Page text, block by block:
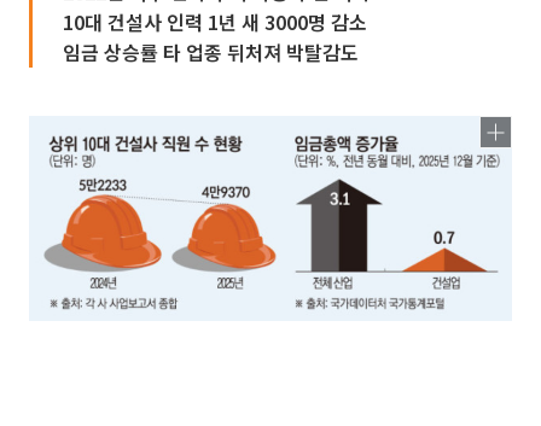
10대 건설사 인력 1년 새 3000명 감소
임금 상승률 타 업종 뒤처져 박탈감도